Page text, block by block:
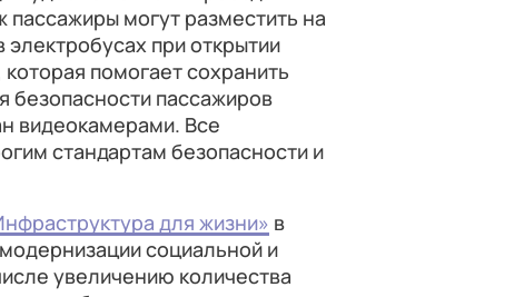
пассажиры могут разместить на
при открытии
помогает сохранить
пассажиров
видеокамерами. Все
стандартам безопасности и
для жизни» в
социальной и
увеличению количества